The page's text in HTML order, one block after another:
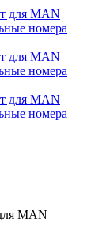
MAN